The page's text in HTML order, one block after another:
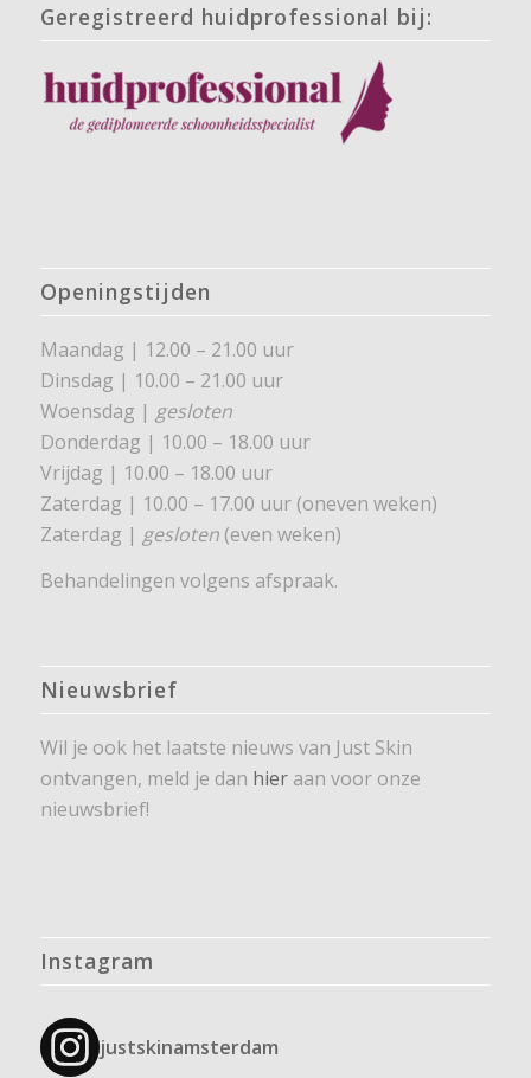
Geregistreerd huidprofessional bij:
Openingstijden
Maandag | 12.00 – 21.00 uur
Dinsdag | 10.00 – 21.00 uur
Woensdag | gesloten
Donderdag | 10.00 – 18.00 uur
Vrijdag | 10.00 – 18.00 uur
Zaterdag | 10.00 – 17.00 uur (oneven weken)
Zaterdag | gesloten(even weken)
Behandelingen volgens afspraak.
Nieuwsbrief
Wil je ook het laatste nieuws van Just Skin
ontvangen, meld je dan hieraan voor onze
nieuwsbrief!
Instagram
justskinamsterdam